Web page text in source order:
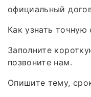
официальный
Как узнать точную
Заполните
позвоните нам.
Опишите тему,